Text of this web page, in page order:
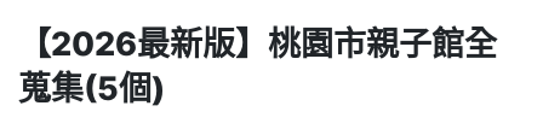
【2026最新版】桃園市親子館全
蒐集(5個)